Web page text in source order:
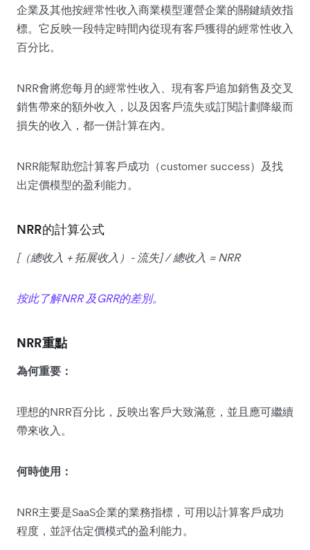
企業及其他按經常性收入商業模型運營企業的關鍵績效指
標。它反映一段特定時間內從現有客戶獲得的經常性收入
百分比。
NRR會將您每月的經常性收入、現有客戶追加銷售及交叉
銷售帶來的額外收入，以及因客戶流失或訂閱計劃降級而
損失的收入，都一併計算在內。
NRR能幫助您計算客戶成功（customer success）及找
出定價模型的盈利能力。
NRR的計算公式
[（總收入 + 拓展收入）- 流失] / 總收入 = NRR
按此了解NRR 及GRR的差別。
NRR重點
為何重要：
理想的NRR百分比，反映出客戶大致滿意，並且應可繼續
帶來收入。
何時使用：
NRR主要是SaaS企業的業務指標，可用以計算客戶成功
程度，並評估定價模式的盈利能力。